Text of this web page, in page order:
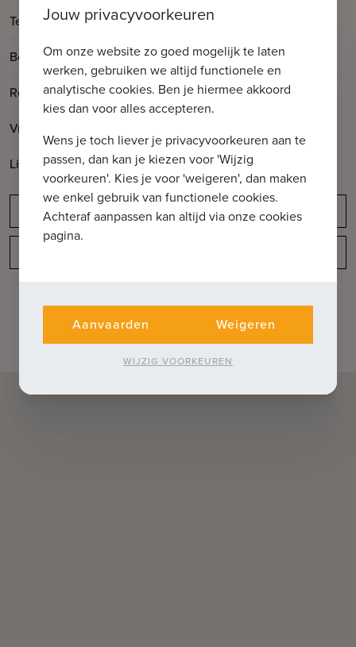
Terrasoppervlakte 50m2
Bouwjaar
1985
Renovatiejaar
2023
Vrij op
Lift aanwezig
Ja
Meldingsplicht
Jouw privacyvoorkeuren
Om onze website zo goed mogelijk te laten
werken, gebruiken we altijd functionele en
analytische cookies. Ben je hiermee akkoord
kies dan voor alles accepteren.
Wens je toch liever je privacyvoorkeuren aan te
passen, dan kan je kiezen voor 'Wijzig
voorkeuren'. Kies je voor 'weigeren', dan maken
we enkel gebruik van functionele cookies.
Achteraf aanpassen kan altijd via onze cookies
pagina.
Aanvaarden Weigeren
WIJZIG VOORKEUREN